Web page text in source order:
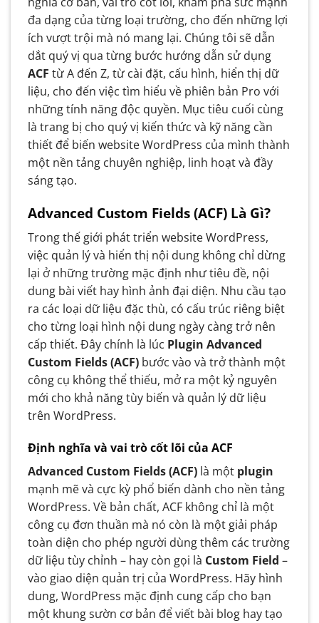
6.4. ACF Pro: Sức Mạnh Vượt Trội Cho
Những Yêu Cầu Cao Cấp
đa dạng của từng loại trường, cho đến những lợi
ích vượt trội mà nó mang lại. Chúng tôi sẽ dẫn
dắt quý vị qua từng bước hướng dẫn sử dụng
ACF từ A đến Z, từ cài đặt, cấu hình, hiển thị dữ
liệu, cho đến việc tìm hiểu về phiên bản Pro với
những tính năng độc quyền. Mục tiêu cuối cùng
là trang bị cho quý vị kiến thức và kỹ năng cần
thiết để biến website WordPress của mình thành
một nền tảng chuyên nghiệp, linh hoạt và đầy
sáng tạo.
Advanced Custom Fields (ACF) Là Gì?
Trong thế giới phát triển website WordPress,
việc quản lý và hiển thị nội dung không chỉ dừng
lại ở những trường mặc định như tiêu đề, nội
dung bài viết hay hình ảnh đại diện. Nhu cầu tạo
ra các loại dữ liệu đặc thù, có cấu trúc riêng biệt
cho từng loại hình nội dung ngày càng trở nên
cấp thiết. Đây chính là lúc Plugin Advanced
Custom Fields (ACF) bước vào và trở thành một
công cụ không thể thiếu, mở ra một kỷ nguyên
mới cho khả năng tùy biến và quản lý dữ liệu
trên WordPress.
Định nghĩa và vai trò cốt lõi của ACF
Advanced Custom Fields (ACF) là một plugin
mạnh mẽ và cực kỳ phổ biến dành cho nền tảng
WordPress. Về bản chất, ACF không chỉ là một
công cụ đơn thuần mà nó còn là một giải pháp
toàn diện cho phép người dùng thêm các trường
dữ liệu tùy chỉnh – hay còn gọi là Custom Field –
vào giao diện quản trị của WordPress. Hãy hình
dung, WordPress mặc định cung cấp cho bạn
một khung sườn cơ bản để viết bài blog hay tạo